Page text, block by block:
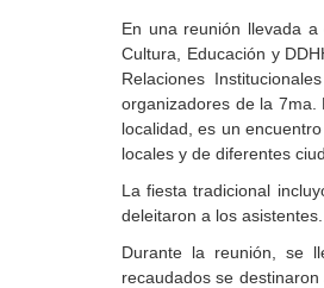
En una reunión llevada
Cultura, Educación y
Relaciones
organizadores de la 7ma.
localidad, es un
locales y de diferentes
La fiesta tradicional
deleitaron a los asistentes.
Durante la reunión, se
recaudados se